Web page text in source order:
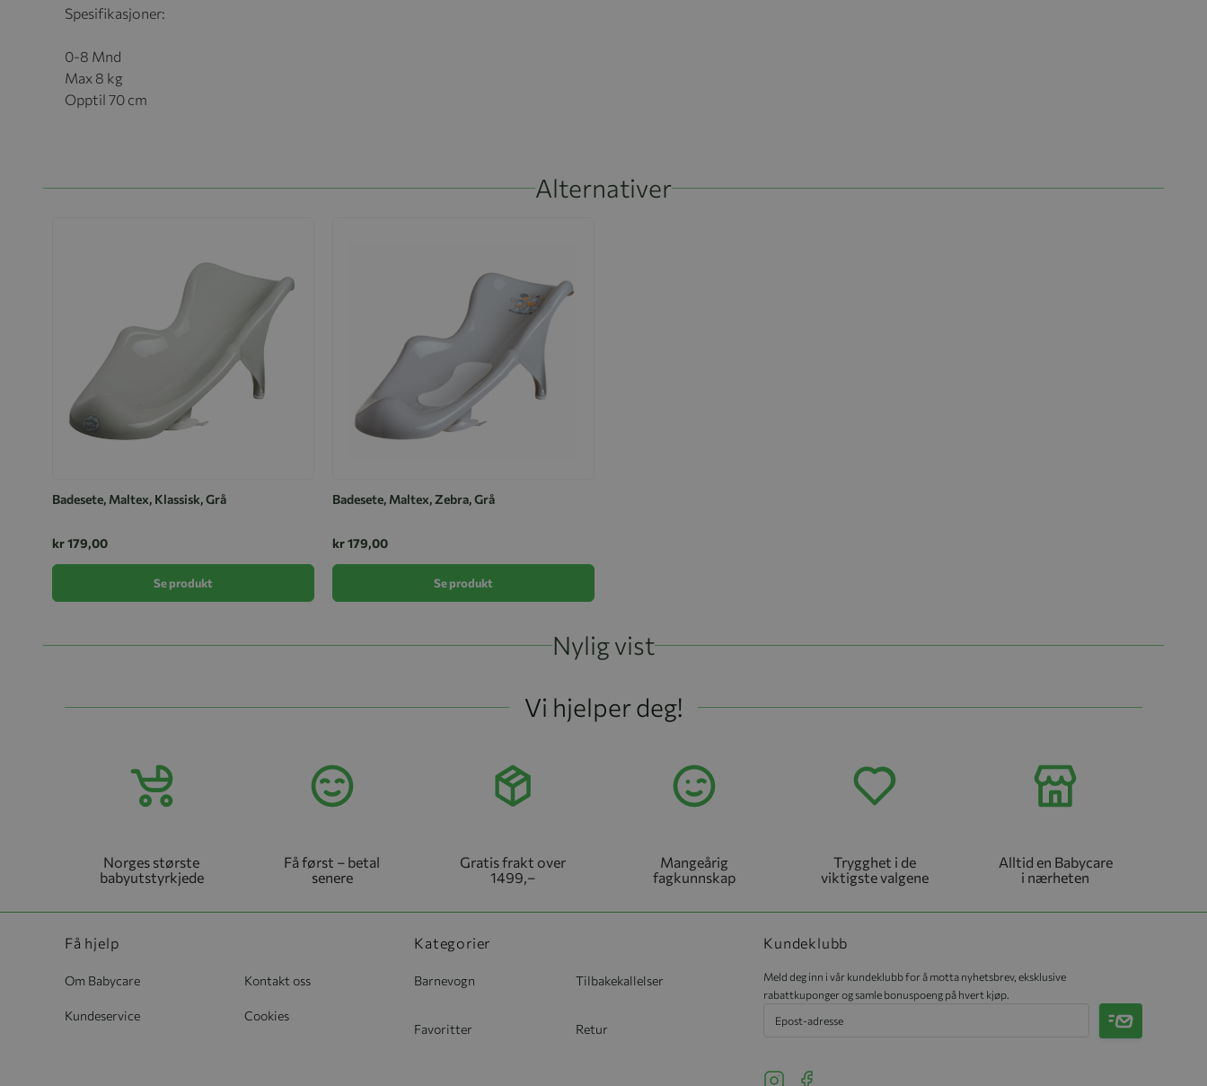
Spesifikasjoner:
0-8 Mnd
Max 8 kg
Opptil 70 cm
Alternativer
Badesete, Maltex, Klassisk, Grå
kr 179,00
Se produkt
Badesete, Maltex, Zebra, Grå
kr 179,00
Se produkt
Nylig vist
Vi hjelper deg!
Norges største
babyutstyrkjede
Få først – betal
senere
Gratis frakt over
1499,–
Mangeårig
fagkunnskap
Trygghet i de
viktigste valgene
Alltid en Babycare
i nærheten
Få hjelp
Om Babycare Kontakt oss
Kundeservice Cookies
Kategorier
Barnevogn Tilbakekallelser
Favoritter Retur
Kundeklubb
Meld deg inn i vår kundeklubb for å motta nyhetsbrev, eksklusive
rabattkuponger og samle bonuspoeng på hvert kjøp.
Meld på
See our Instagram
See our Facebook